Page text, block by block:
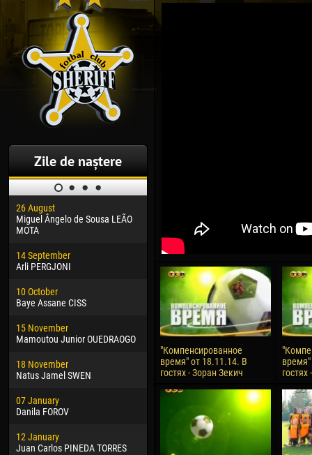
Zile de naștere
26 August
Miguel Ângelo de Sousa LEÃO
MOTA
14 September
Arli PERGJONI
10 October
Baye Assane CISS
15 November
Mamoutou Junior OUEDRAOGO
18 November
Natus Jamel SWEN
07 January
Danila FOROV
12 January
Juan Carlos PINEDA TORRES
24 February
Vladislav COSTIN
02 March
Veaceslav COZMA
09 March
Emmanuel AFETSE
20 March
Jayder Moreno ASPRILLA
22 March
Vitor Hugo Morais de OLIVEIRA
24
15
24
28
10
"Компенсированное
время" от 18.11.14. В
гостях - Зоран Зекич